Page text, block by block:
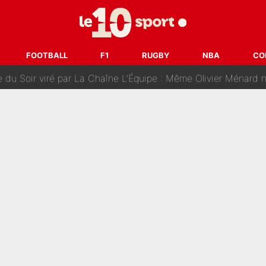
FOOTBALL F1 RUGBY NBA
partance pour le PSG, le héros de la finale de la Coupe du monde
Kanté : Comme Yan Diomandé, les deux champions du
par La Chaîne L’Équipe : Même Olivier Ménard n’avait pas pu empêcher son départ,